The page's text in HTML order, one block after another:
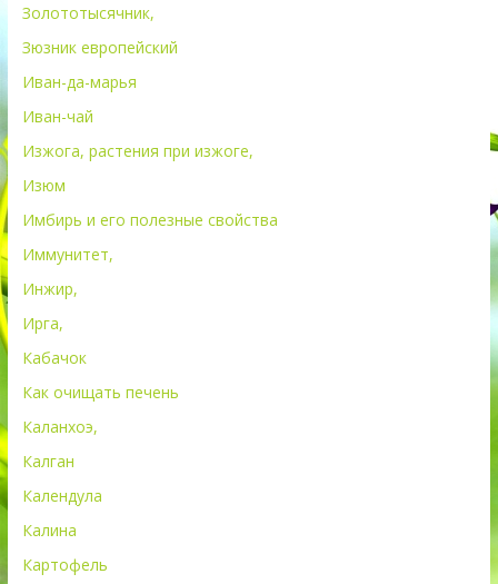
Золототысячник,
Зюзник европейский
Иван-да-марья
Иван-чай
Изжога, растения при изжоге,
Изюм
Имбирь и его полезные свойства
Иммунитет,
Инжир,
Ирга,
Кабачок
Как очищать печень
Каланхоэ,
Калган
Календула
Калина
Картофель